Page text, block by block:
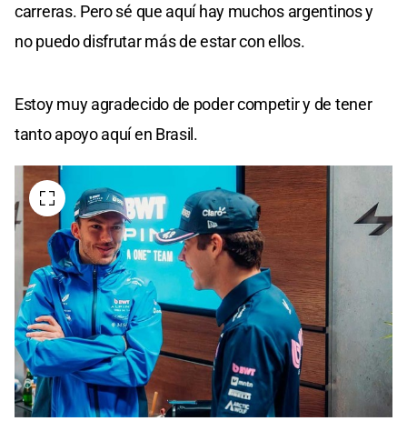
carreras. Pero sé que aquí hay muchos argentinos y
no puedo disfrutar más de estar con ellos.
Estoy muy agradecido de poder competir y de tener
tanto apoyo aquí en Brasil.